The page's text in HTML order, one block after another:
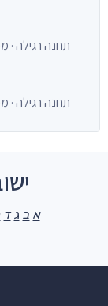
תחנה רגילה · מפעילי אוטובוסים
תחנה רגילה · מפעילי אוטובוסים
א ב ג ד